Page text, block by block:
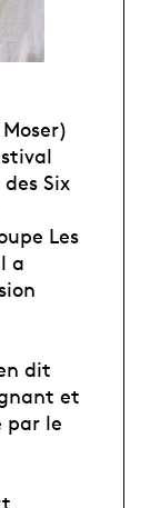
Six
Les
a
dit
et
par le